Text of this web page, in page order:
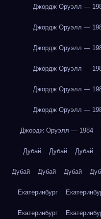
Джордж Оруэлл —
Джордж Оруэлл —
Джордж Оруэлл —
Джордж Оруэлл —
Джордж Оруэлл —
Джордж Оруэлл —
Джордж Оруэлл — 1984
Дубай Дубай Дубай
Дубай Дубай Дубай
Екатеринбург
Екатеринбург